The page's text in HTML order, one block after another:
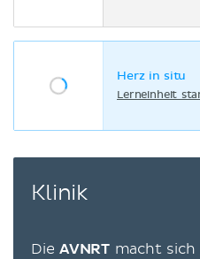
Herz in situ
Lerneinheit
Klinik
Die AVNRT macht sich